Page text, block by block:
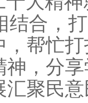
结合，
，帮忙
神，分
汇聚民